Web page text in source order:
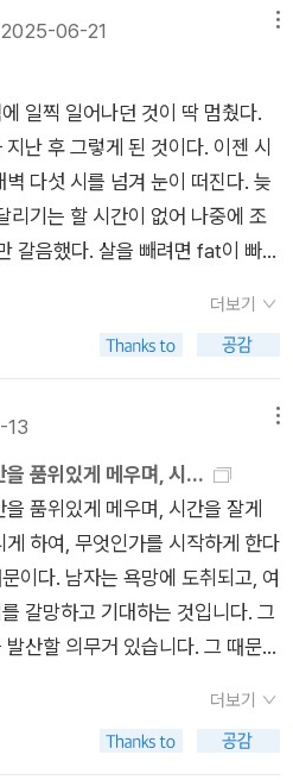
06-21
일찍 일어나던 것이 딱 멈췄다.
난 후 그렇게 된 것이다. 이젠 시
다섯 시를 넘겨 눈이 떠진다. 늦
리기는 할 시간이 없어 나중에 조
갈음했다. 살을 빼려면 fat이 빠져
. 산티아고 순례길을 걷는 수준으
3-4마일씩 걸어서는 건강유지야
오는 것은 기대할 수 없다. 해서
는 있는데 아직은 일주일에 3일
적응시켜야 하는 것이다. 당장 어
프다. 오늘을 필히 하체를 하는 날
스퀏 등 다관절하체운동을 수했했
을 쓰고 있다. 내일은 chest/trice
. 가히 한국 SF의 전성시대라고 할
한 활동을 하고 있는 중에서도 가
. 몇 번인지 잘 안 잡혀서 조금 두
어진 것을 보면 확실히 책이란
더보기
13
품위있게 메우며, 시...
품위있게 메우며, 시간을 잘게
하여, 무엇인가를 시작하게 한다
이다. 남자는 욕망에 도취되고, 여
갈망하고 기대하는 것입니다. 그
산할 의무거 있습니다. 그 때문에
더보기